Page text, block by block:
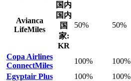
Avianca
LifeMiles
国内
国内
国
家:
KR
50% 50%
Copa Airlines
ConnectMiles
100% 100%
Egyptair Plus
100% 100%